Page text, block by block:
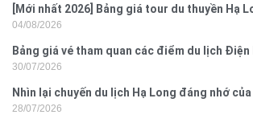
[Mới nhất 2026] Bảng giá tour du thuyền Hạ
04/08/2026
Bảng giá vé tham quan các điểm du lịch Điện
2026
30/07/2026
Nhìn lại chuyến du lịch Hạ Long đáng nhớ
Hưng 2026
28/07/2026